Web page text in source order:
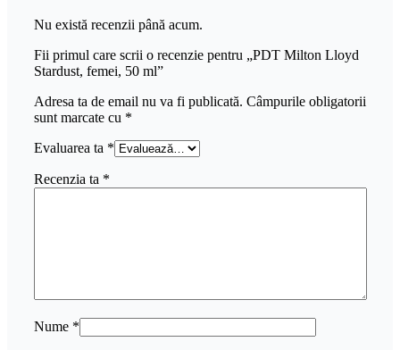
Nu există recenzii până acum.
Fii primul care scrii o recenzie pentru „PDT Milton Lloyd
Stardust, femei, 50 ml”
Adresa ta de email nu va fi publicată. Câmpurile obligatorii
sunt marcate cu *
Evaluarea ta *
Recenzia ta *
Nume *